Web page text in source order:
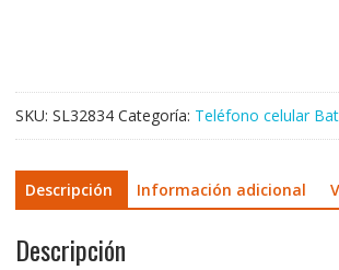
SKU: SL32834 Categoría: Teléfono celular
Descripción Información adicional
Descripción